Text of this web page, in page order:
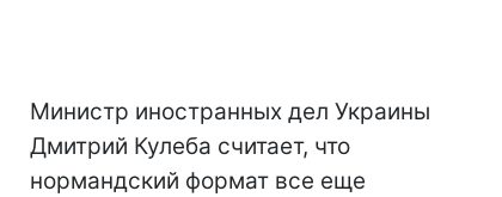
Министр иностранных дел Украины
Дмитрий Кулеба считает, что
нормандский формат все еще